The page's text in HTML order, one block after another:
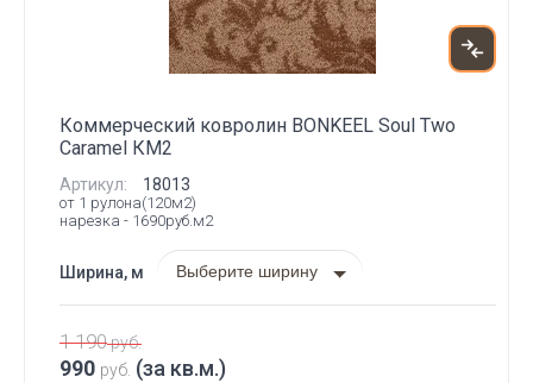
Коммерческий ковролин BONKEEL Soul Two
Caramel КМ2
Артикул: 18013
от 1 рулона(120м2)
нарезка - 1690руб.м2
Ширина, м Выберите ширину
1 190руб.
990 руб. (за кв.м.)